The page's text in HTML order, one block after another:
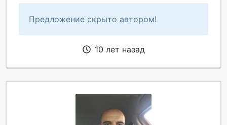
Предложение скрыто автором!
10 лет назад